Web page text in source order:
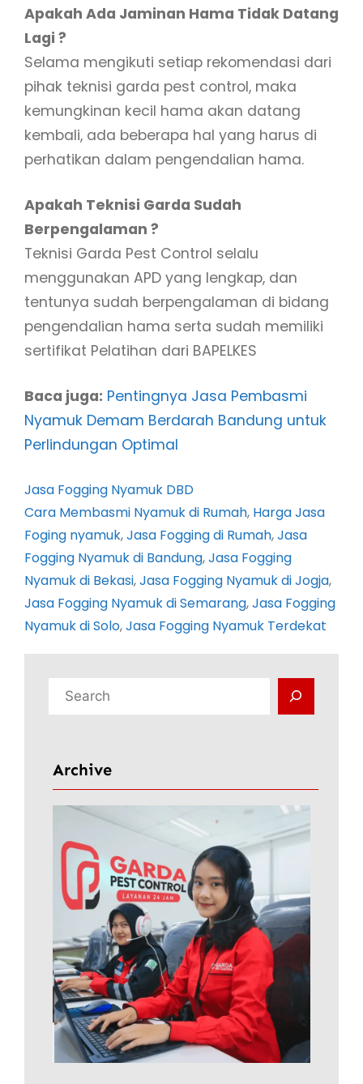
Apakah Ada Jaminan Hama Tidak Datang
Lagi ?
Selama mengikuti setiap rekomendasi dari
pihak teknisi garda pest control, maka
kemungkinan kecil hama akan datang
kembali, ada beberapa hal yang harus di
perhatikan dalam pengendalian hama.
Apakah Teknisi Garda Sudah
Berpengalaman ?
Teknisi Garda Pest Control selalu
menggunakan APD yang lengkap, dan
tentunya sudah berpengalaman di bidang
pengendalian hama serta sudah memiliki
sertifikat Pelatihan dari BAPELKES
Baca juga: Pentingnya Jasa Pembasmi
Nyamuk Demam Berdarah Bandung untuk
Perlindungan Optimal
Jasa Fogging Nyamuk DBD
Cara Membasmi Nyamuk di Rumah, Harga Jasa
Foging nyamuk, Jasa Fogging di Rumah, Jasa
Fogging Nyamuk di Bandung, Jasa Fogging
Nyamuk di Bekasi, Jasa Fogging Nyamuk di Jogja
Jasa Fogging Nyamuk di Semarang, Jasa Fogging
Nyamuk di Solo, Jasa Fogging Nyamuk Terdekat
a
Archive